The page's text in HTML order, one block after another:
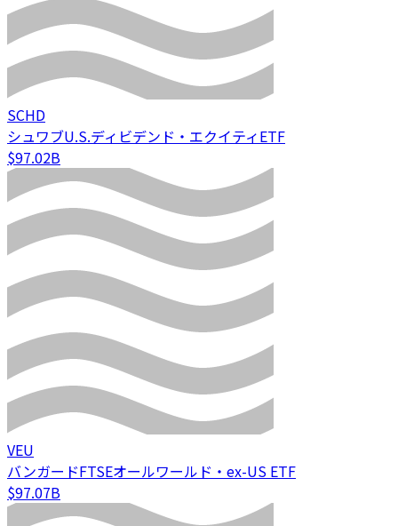
SCHD
シュワブU.S.ディビデンド・エクイティETF
$97.02B
VEU
バンガードFTSEオールワールド・ex-US ETF
$97.07B